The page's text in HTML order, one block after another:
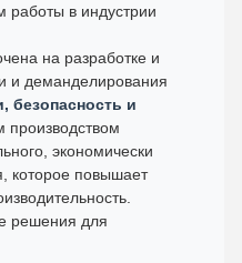
в индустрии
на разработке и
и деманделирования
безопасность и
производством
экономически
которое повышает
решения для